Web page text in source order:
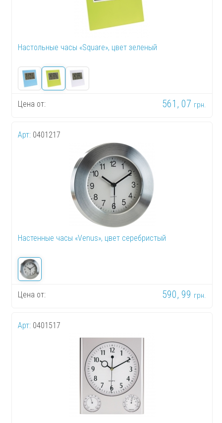
Настольные часы «Square», цвет зеленый
Цена от: 561, 07 грн.
Арт: 0401217
Настенные часы «Venus», цвет серебристый
Цена от: 590, 99 грн.
Арт: 0401517